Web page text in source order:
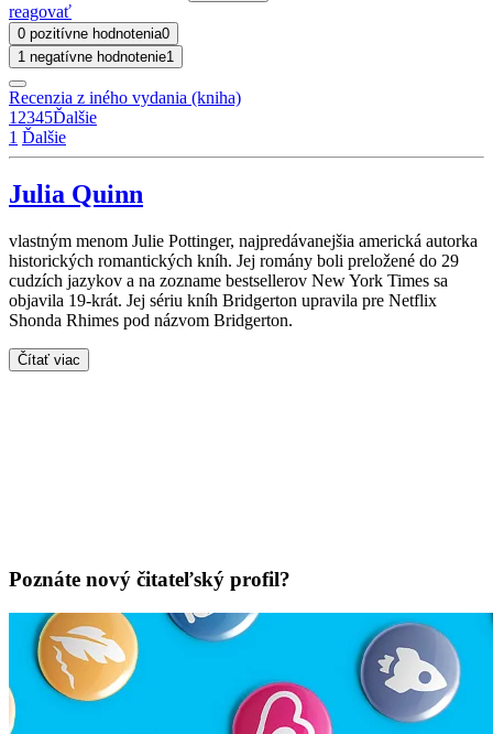
reagovať
0 pozitívne hodnotenia0
1 negatívne hodnotenie1
Recenzia z iného vydania (kniha)
1 2345Ďalšie
1 Ďalšie
Julia Quinn
vlastným menom Julie Pottinger, najpredávanejšia americká autorka
historických romantických kníh. Jej romány boli preložené do 29
cudzích jazykov a na zozname bestsellerov New York Times sa
objavila 19-krát. Jej sériu kníh Bridgerton upravila pre Netflix
Shonda Rhimes pod názvom Bridgerton.
Čítať viac
Poznáte nový čitateľský profil?